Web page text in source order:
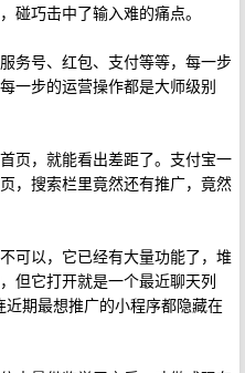
碰巧击中了输入难的痛点。
务号、红包、支付等等，每一步
一步的运营操作都是大师级别
页，就能看出差距了。支付宝一
，搜索栏里竟然还有推广，竟然
可以，它已经有大量功能了，堆
但它打开就是一个最近聊天列
期最想推广的小程序都隐藏在